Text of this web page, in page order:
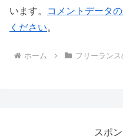
います。
コメントデータ
ください。
ホーム フリーランス
スポ